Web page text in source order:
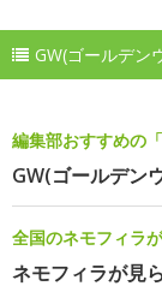
GW(ゴールデン
編集部おすすめの
GW(ゴールデン
全国のネモフィラ
ネモフィラが見